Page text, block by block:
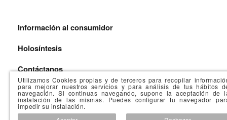
Utilizamos Cookies propias y de terceros para recopilar
para mejorar nuestros servicios y para análisis de tus hábitos
navegación. Si continuas navegando, supone la aceptación de
instalación de las mismas. Puedes configurar tu navegador
impedir su instalación.
Información al consumidor
Holosíntesis
Contáctanos